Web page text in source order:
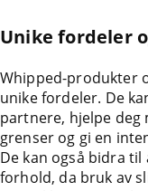
Unike fordeler
Whipped-produkter
unike fordeler. De
partnere, hjelpe deg
grenser og gi en
De kan også bidra
forhold, da bruk av